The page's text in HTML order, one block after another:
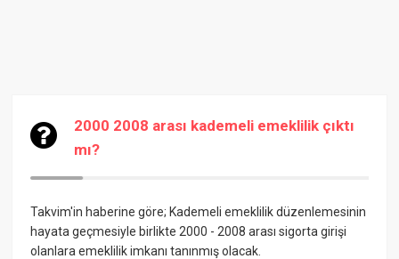
2000 2008 arası kademeli emeklilik çıktı
mı?
Takvim'in haberine göre; Kademeli emeklilik düzenlemesinin
hayata geçmesiyle birlikte 2000 - 2008 arası sigorta girişi
olanlara emeklilik imkanı tanınmış olacak.